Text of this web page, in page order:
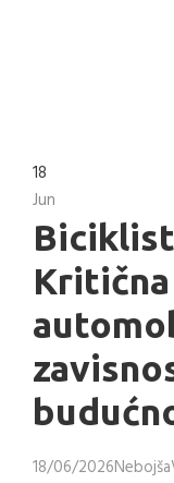
18
Jun
Kritična
18/06/2026Nebojša